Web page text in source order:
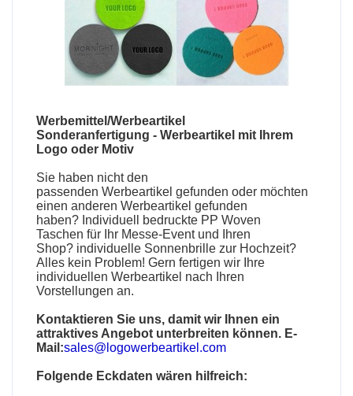
Werbemittel/Werbeartikel
Sonderanfertigung - Werbeartikel mit Ihrem
Logo oder Motiv
Sie haben nicht den
passenden Werbeartikel gefunden oder möchten
einen anderen Werbeartikel gefunden
haben? Individuell bedruckte PP Woven
Taschen für Ihr Messe-Event und Ihren
Shop? individuelle Sonnenbrille zur Hochzeit?
Alles kein Problem! Gern fertigen wir Ihre
individuellen Werbeartikel nach Ihren
Vorstellungen an.
Kontaktieren Sie uns, damit wir Ihnen ein
attraktives Angebot unterbreiten können. E-
Mail:sales@logowerbeartikel.com
Folgende Eckdaten wären hilfreich: